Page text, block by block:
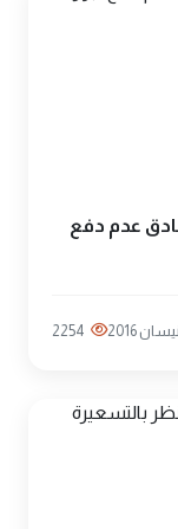
عدم دفع
2254